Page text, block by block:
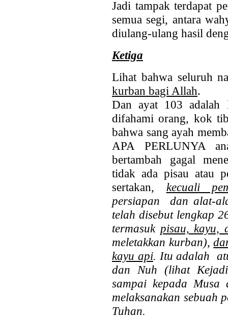
Jadi tampak terdapat
semua segi, antara
diulang-ulang hasil
Ketiga
Lihat bahwa seluruh
kurban bagi Allah.
Dan ayat 103 adalah
difahami orang, kok
bahwa sang ayah
APA PERLUNYA
bertambah gagal
tidak ada pisau atau
sertakan, kecuali
persiapan dan alat-
telah disebut lengkap
termasuk pisau, kayu,
meletakkan kurban),
kayu api. Itu adalah
dan Nuh (lihat
sampai kepada
melaksanakan sebuah
Tuhan.